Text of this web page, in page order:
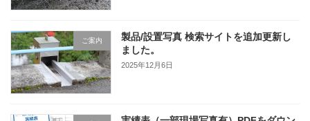
ご案内
製品/設置写真 検索サイトを追加更新し
ました。
2025年12月6日